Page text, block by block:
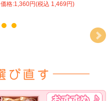
価格:1,360円(税込 1,469円)